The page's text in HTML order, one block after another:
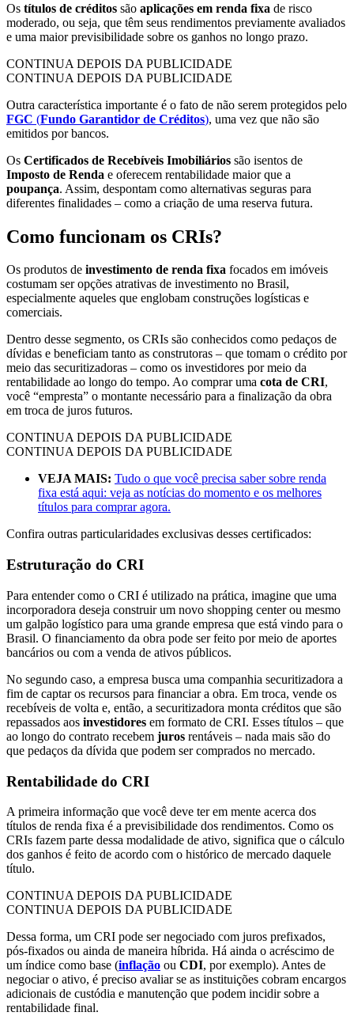
Os títulos de créditos são aplicações em renda fixa de risco
moderado, ou seja, que têm seus rendimentos previamente avaliados
e uma maior previsibilidade sobre os ganhos no longo prazo.
CONTINUA DEPOIS DA PUBLICIDADE
CONTINUA DEPOIS DA PUBLICIDADE
Outra característica importante é o fato de não serem protegidos pelo
FGC (Fundo Garantidor de Créditos), uma vez que não são
emitidos por bancos.
Os Certificados de Recebíveis Imobiliários são isentos de
Imposto de Renda e oferecem rentabilidade maior que a
poupança. Assim, despontam como alternativas seguras para
diferentes finalidades – como a criação de uma reserva futura.
Como funcionam os CRIs?
Os produtos de investimento de renda fixa focados em imóveis
costumam ser opções atrativas de investimento no Brasil,
especialmente aqueles que englobam construções logísticas e
comerciais.
Dentro desse segmento, os CRIs são conhecidos como pedaços de
dívidas e beneficiam tanto as construtoras – que tomam o crédito por
meio das securitizadoras – como os investidores por meio da
rentabilidade ao longo do tempo. Ao comprar uma cota de CRI,
você “empresta” o montante necessário para a finalização da obra
em troca de juros futuros.
CONTINUA DEPOIS DA PUBLICIDADE
CONTINUA DEPOIS DA PUBLICIDADE
VEJA MAIS: Tudo o que você precisa saber sobre renda
fixa está aqui: veja as notícias do momento e os melhores
títulos para comprar agora.
Confira outras particularidades exclusivas desses certificados:
Estruturação do CRI
Para entender como o CRI é utilizado na prática, imagine que uma
incorporadora deseja construir um novo shopping center ou mesmo
um galpão logístico para uma grande empresa que está vindo para o
Brasil. O financiamento da obra pode ser feito por meio de aportes
bancários ou com a venda de ativos públicos.
No segundo caso, a empresa busca uma companhia securitizadora a
fim de captar os recursos para financiar a obra. Em troca, vende os
recebíveis de volta e, então, a securitizadora monta créditos que são
repassados aos investidores em formato de CRI. Esses títulos – que
ao longo do contrato recebem juros rentáveis – nada mais são do
que pedaços da dívida que podem ser comprados no mercado.
Rentabilidade do CRI
A primeira informação que você deve ter em mente acerca dos
títulos de renda fixa é a previsibilidade dos rendimentos. Como os
CRIs fazem parte dessa modalidade de ativo, significa que o cálculo
dos ganhos é feito de acordo com o histórico de mercado daquele
título.
CONTINUA DEPOIS DA PUBLICIDADE
CONTINUA DEPOIS DA PUBLICIDADE
Dessa forma, um CRI pode ser negociado com juros prefixados,
pós-fixados ou ainda de maneira híbrida. Há ainda o acréscimo de
um índice como base (inflação ou CDI, por exemplo). Antes de
negociar o ativo, é preciso avaliar se as instituições cobram encargos
adicionais de custódia e manutenção que podem incidir sobre a
rentabilidade final.